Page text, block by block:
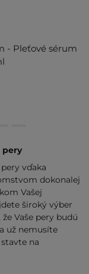
- Pleťové sérum
pery
vďaka
dokonalej
Vašej
široký výber
Vaše pery budú
už nemusíte
na